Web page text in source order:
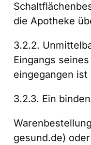
die Apotheke
3.2.2.
Eingangs
eingegangen
3.2.3. Ein
gesund.de)